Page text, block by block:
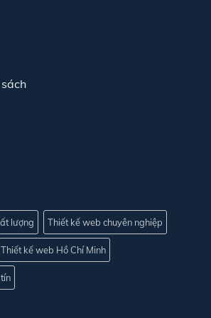
lượng Thiết kế web chuyên nghiệp
Thiết kế web Hồ Chí Minh